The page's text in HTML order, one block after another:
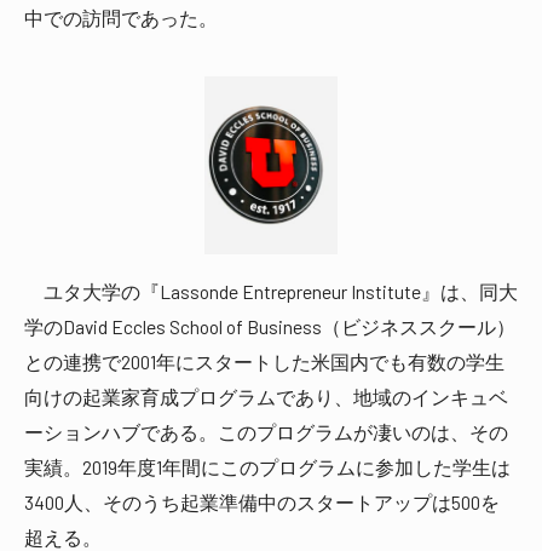
中での訪問であった。
ユタ大学の『Lassonde Entrepreneur Institute』は、同大
学のDavid Eccles School of Business（ビジネススクール）
との連携で2001年にスタートした米国内でも有数の学生
向けの起業家育成プログラムであり、地域のインキュベ
ーションハブである。このプログラムが凄いのは、その
実績。2019年度1年間にこのプログラムに参加した学生は
3400人、そのうち起業準備中のスタートアップは500を
超える。